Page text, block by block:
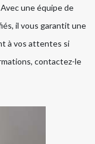
une équipe de
il vous garantit une
à vos attentes si
contactez-le